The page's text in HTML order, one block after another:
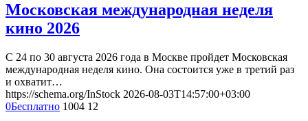
Московская международная неделя
кино 2026
С 24 по 30 августа 2026 года в Москве пройдет Московская
международная неделя кино. Она состоится уже в третий раз
и охватит…
https://schema.org/InStock 2026-08-03T14:57:00+03:00
0Бесплатно 1004 12